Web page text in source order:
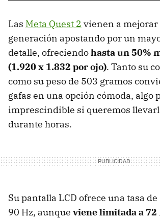
Las Meta Quest 2 vienen a
generación apostando por un
detalle, ofreciendohasta un 50%
(1.920 x 1.832 por ojo). Tanto su
como su peso de 503 gramos
gafas en una opción cómoda, algo
imprescindible si queremos
durante horas.
Su pantalla LCD ofrece una tasa
90 Hz, aunque viene limitada a 72